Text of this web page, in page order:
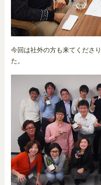
今回は社外の方も来てくださ
た。